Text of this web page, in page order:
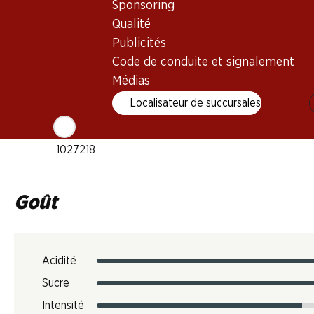
Sponsoring
Qualité
Publicités
Code de conduite et signalement
Médias
Localisateur de succursales
voir sur l'emballage
Température de dégustation
Empreinte carbone
N° d'art.
1027218
Goût
Acidité
Sucre
Intensité